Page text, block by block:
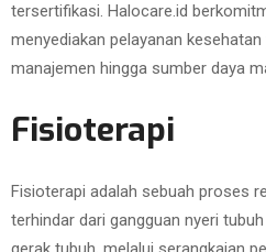
tersertifikasi. Halocare.id
menyediakan pelayanan
manajemen hingga sumber daya
Fisioterapi
Fisioterapi adalah sebuah proses
terhindar dari gangguan nyeri